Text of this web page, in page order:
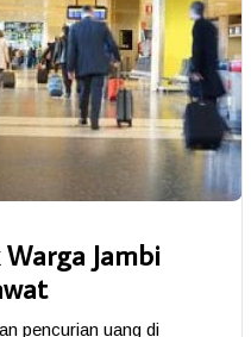
Jambi
pencurian uang di